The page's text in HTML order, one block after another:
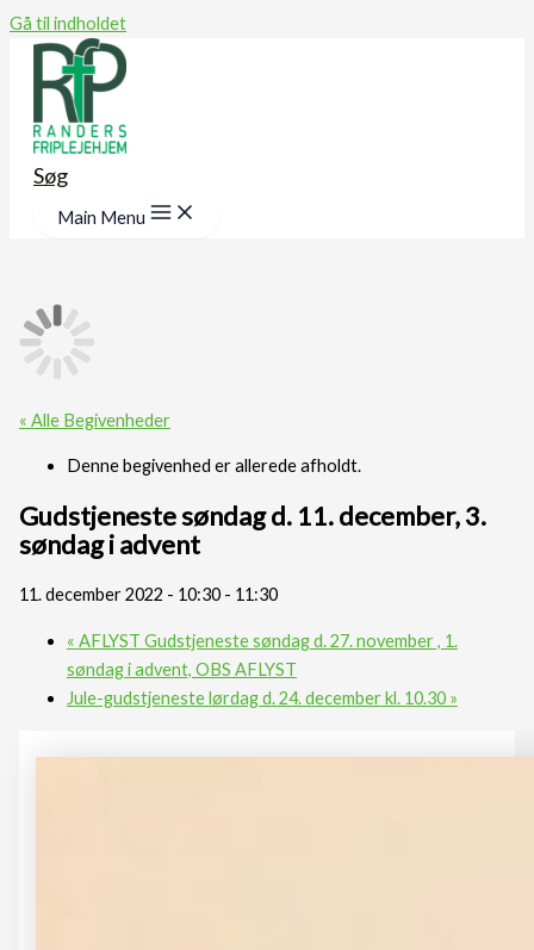
Gå til indholdet
Søg
Main Menu
« Alle Begivenheder
Denne begivenhed er allerede afholdt.
Gudstjeneste søndag d. 11. december, 3.
søndag i advent
11. december 2022 - 10:30- 11:30
« AFLYST Gudstjeneste søndag d. 27. november , 1.
søndag i advent, OBS AFLYST
Jule-gudstjeneste lørdag d. 24. december kl. 10.30 »